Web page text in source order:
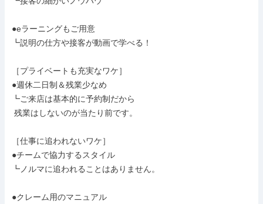
●eラーニングもご用意
┗説明の仕方や接客が動画で学べる！
［プライベートも充実なワケ］
●週休二日制＆残業少なめ
┗ご来店は基本的に予約制だから
［仕事に追われないワケ］
●チームで協力するスタイル
┗ノルマに追われることはありません。
●クレーム用のマニュアル